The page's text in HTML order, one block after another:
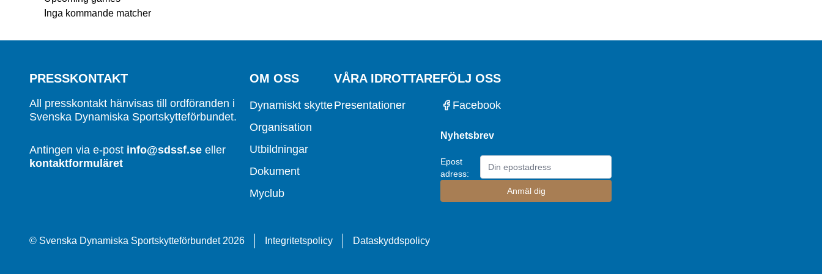
Inga kommande matcher
PRESSKONTAKT
All presskontakt hänvisas till ordföranden i
Svenska Dynamiska Sportskytteförbundet.
Antingen via e-post info@sdssf.se eller
kontaktformuläret
OM OSS
Dynamiskt skytte
Organisation
Utbildningar
Dokument
Myclub
VÅRA IDROTTARE
Presentationer
FÖLJ OSS
Facebook
Nyhetsbrev
Epost
adress:
© Svenska Dynamiska Sportskytteförbundet 2026 Integritetspolicy Dataskyddspolicy